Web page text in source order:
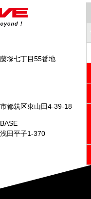
塚七丁目55番地
都筑区東山田4-39-18
田平子1-370